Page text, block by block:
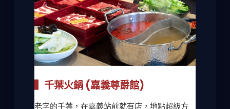
▍千葉火鍋 (嘉義尊爵館)
老字的千葉，在嘉義站前就有店，地點超級方